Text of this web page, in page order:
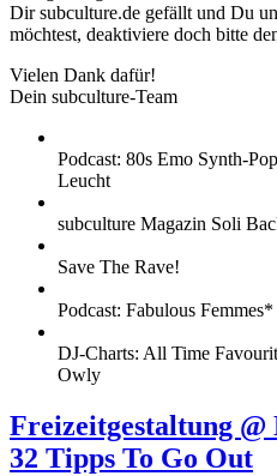
Dir subculture.de gefällt und Du
möchtest, deaktiviere doch bitte
Vielen Dank dafür!
Dein subculture-Team
Podcast: 80s Emo Synth-
Leucht
subculture Magazin Soli
Save The Rave!
Podcast: Fabulous
DJ-Charts: All Time
Owly
Freizeitgestaltung
32 Tipps To Go Out